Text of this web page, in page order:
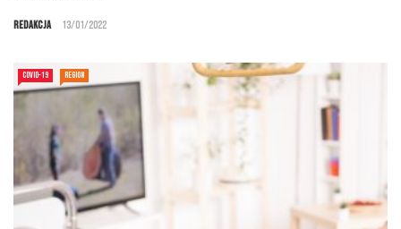
Redakcja 13/01/2022
COVID-19 REGION